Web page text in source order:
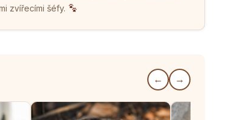
zvířecími šéfy.
← →